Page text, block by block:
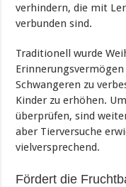
verhindern, die mit
verbunden sind.
Traditionell wurde
Schwangeren zu
Kinder zu erhöhen.
überprüfen, sind
aber Tierversuche
vielversprechend.
Fördert die